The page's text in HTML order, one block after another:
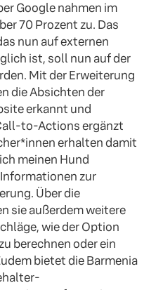
Google nahmen im
70 Prozent zu. Das
nun auf externen
ist, soll nun auf der
Mit der Erweiterung
die Absichten der
erkannt und
to-Actions ergänzt
erhalten damit
meinen Hund
zur
Über die
sie außerdem weitere
wie der Option
berechnen oder ein
bietet die Barmenia